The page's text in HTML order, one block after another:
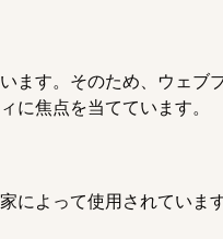
す。そのため、ウェ
に焦点を当てています。
よって使用されてい